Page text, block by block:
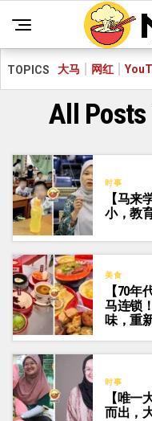
TOPICS 大马 网红
All
时事
【马来
小，教
美食
【70
马连锁
味，重
时事
【唯一
而出，